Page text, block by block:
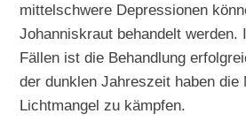
mittelschwere Depressionen
Johanniskraut behandelt werden.
Fällen ist die Behandlung
der dunklen Jahreszeit haben die
Lichtmangel zu kämpfen.